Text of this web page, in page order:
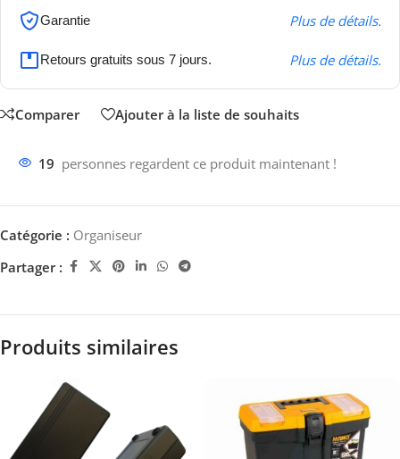
Garantie Plus de détails.
Retours gratuits sous 7 jours. Plus de détails.
Comparer Ajouter à la liste de souhaits
19 personnes regardent ce produit maintenant !
Catégorie : Organiseur
Partager :
Produits similaires